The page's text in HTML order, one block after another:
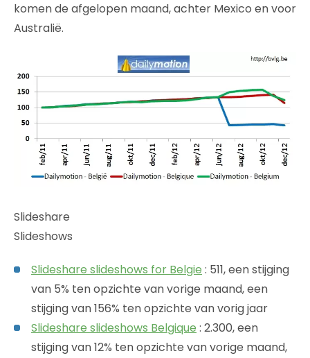
komen de afgelopen maand, achter Mexico en voor
Australië.
Slideshare
Slideshows
Slideshare slideshows for Belgie : 511, een stijging
van 5% ten opzichte van vorige maand, een
stijging van 156% ten opzichte van vorig jaar
Slideshare slideshows Belgique : 2.300, een
stijging van 12% ten opzichte van vorige maand,